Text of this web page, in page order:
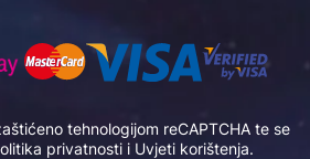
tehnologijom reCAPTCHA te se
privatnosti i Uvjeti korištenja.